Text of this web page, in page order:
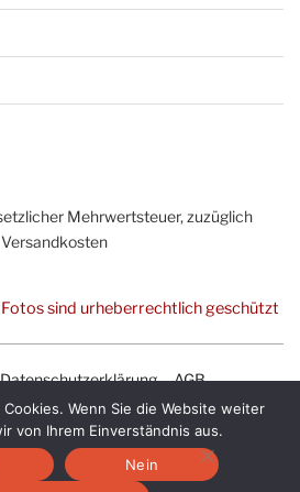
Mehrwertsteuer, zuzüglich
Versandkosten
sind urheberrechtlich geschützt
Datenschutzerklärung AGB
Wenn Sie die Website weiter
von Ihrem Einverständnis aus.
Nein